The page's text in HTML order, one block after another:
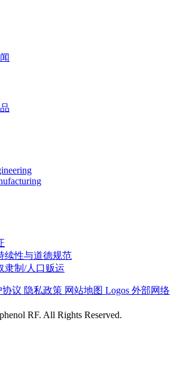
续性与道德规范
隶制/人口贩运
协议 隐私政策 网站地图 Logos 外部网络
RF. All Rights Reserved.